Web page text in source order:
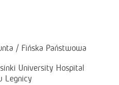
/ Fińska Państwowa
University Hospital
Legnicy